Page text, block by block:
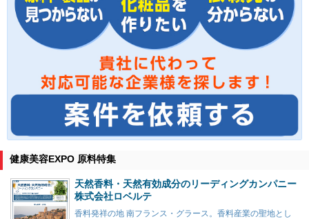
健康美容EXPO 原料特集
天然香料・天然有効成分のリーディングカンパニー
株式会社ロベルテ
香料発祥の地 南フランス・グラース。香料産業の聖地とし